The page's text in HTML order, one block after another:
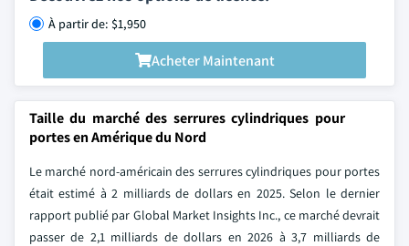
À partir de: $1,950
Acheter Maintenant
Taille du marché des serrures cylindriques pour
portes en Amérique du Nord
Le marché nord-américain des serrures cylindriques pour portes
était estimé à 2 milliards de dollars en 2025. Selon le dernier
rapport publié par Global Market Insights Inc., ce marché devrait
passer de 2,1 milliards de dollars en 2026 à 3,7 milliards de